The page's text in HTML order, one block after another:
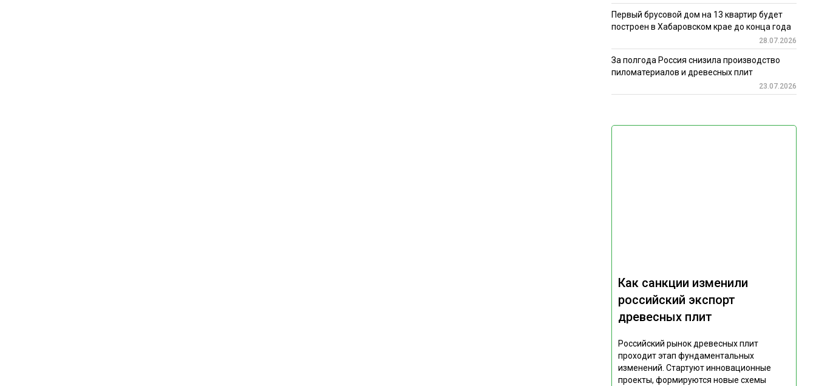
Как санкции изменили
российский экспорт
древесных плит
Российский рынок древесных плит
проходит этап фундаментальных
изменений. Стартуют инновационные
проекты, формируются новые схемы
Первый брусовой дом на 13 квартир будет
построен в Хабаровском крае до конца года
28.07.2026
За полгода Россия снизила производство
пиломатериалов и древесных плит
23.07.2026